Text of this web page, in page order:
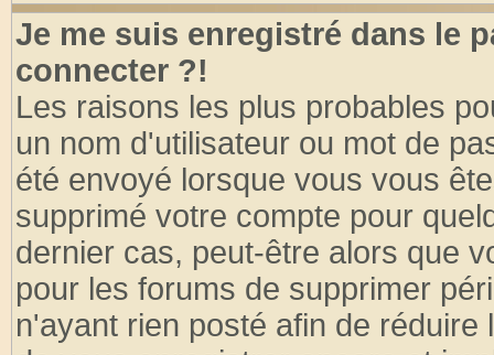
Je me suis enregistré dans le
connecter ?!
Les raisons les plus probables
un nom d'utilisateur ou mot de
été envoyé lorsque vous vous
supprimé votre compte pour
dernier cas, peut-être alors que
pour les forums de supprimer
n'ayant rien posté afin de